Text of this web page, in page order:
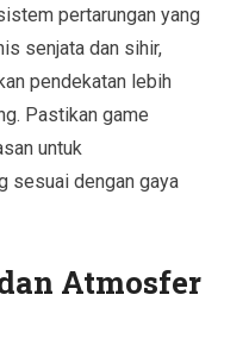
pertarungan yang
senjata dan sihir,
pendekatan lebih
Pastikan game
untuk
sesuai dengan gaya
Atmosfer